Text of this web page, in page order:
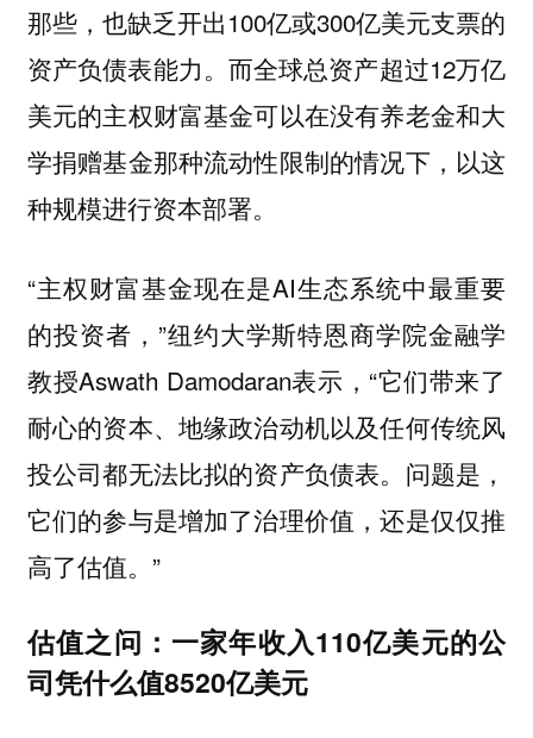
那些，也缺乏开出100亿或300亿美元支票的
资产负债表能力。而全球总资产超过12万亿
美元的主权财富基金可以在没有养老金和大
学捐赠基金那种流动性限制的情况下，以这
种规模进行资本部署。
“主权财富基金现在是AI生态系统中最重要
的投资者，”纽约大学斯特恩商学院金融学
教授Aswath Damodaran表示，“它们带来了
耐心的资本、地缘政治动机以及任何传统风
投公司都无法比拟的资产负债表。问题是，
它们的参与是增加了治理价值，还是仅仅推
高了估值。”
估值之问：一家年收入110亿美元的公
司凭什么值8520亿美元